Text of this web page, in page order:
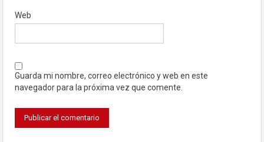
Web
Guarda mi nombre, correo electrónico y web en este
navegador para la próxima vez que comente.